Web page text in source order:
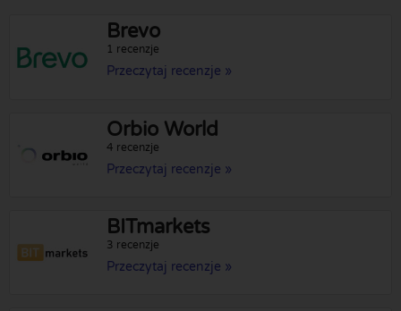
Brevo
1 recenzje
Przeczytaj recenzje »
Orbio World
4 recenzje
Przeczytaj recenzje »
BITmarkets
3 recenzje
Przeczytaj recenzje »